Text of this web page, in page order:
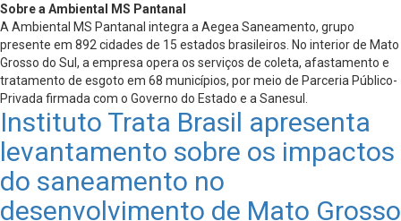
Sobre a Ambiental MS Pantanal
A Ambiental MS Pantanal integra a Aegea Saneamento, grupo
presente em 892 cidades de 15 estados brasileiros. No interior de Mato
Grosso do Sul, a empresa opera os serviços de coleta, afastamento e
tratamento de esgoto em 68 municípios, por meio de Parceria Público-
Privada firmada com o Governo do Estado e a Sanesul.
Instituto Trata Brasil apresenta
levantamento sobre os impactos
do saneamento no
desenvolvimento de Mato Grosso